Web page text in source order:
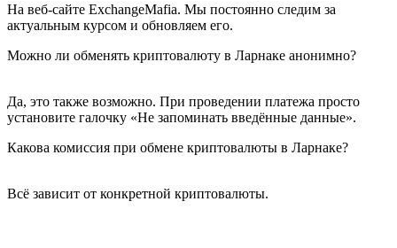
На веб-сайте ExchangeMafia. Мы постоянно следим за
актуальным курсом и обновляем его.
Можно ли обменять криптовалюту в Ларнаке анонимно?
Да, это также возможно. При проведении платежа просто
установите галочку «Не запоминать введённые данные».
Какова комиссия при обмене криптовалюты в Ларнаке?
Всё зависит от конкретной криптовалюты.